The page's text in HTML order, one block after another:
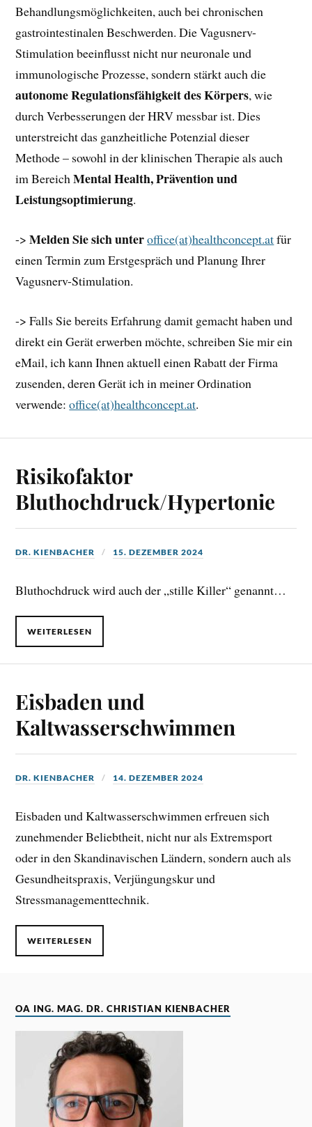
Behandlungsmöglichkeiten, auch bei chronischen
gastrointestinalen Beschwerden. Die Vagusnerv-
Stimulation beeinflusst nicht nur neuronale und
immunologische Prozesse, sondern stärkt auch die
autonome Regulationsfähigkeit des Körpers, wie
durch Verbesserungen der HRV messbar ist. Dies
unterstreicht das ganzheitliche Potenzial dieser
Methode – sowohl in der klinischen Therapie als auch
im BereichMental Health, Prävention und
Leistungsoptimierung.
->Melden Sie sich unteroffice(at)healthconcept.atfür
einen Termin zum Erstgespräch und Planung Ihrer
Vagusnerv-Stimulation.
-> Falls Sie bereits Erfahrung damit gemacht haben und
direkt ein Gerät erwerben möchte, schreiben Sie mir ein
eMail, ich kann Ihnen aktuell einen Rabatt der Firma
zusenden, deren Gerät ich in meiner Ordination
verwende:office(at)healthconcept.at.
Risikofaktor
Bluthochdruck/Hypertonie
DR. KIENBACHER 15. DEZEMBER 2024
Bluthochdruck wird auch der „stille Killer“ genannt…
WEITERLESEN
Eisbaden und
Kaltwasserschwimmen
DR. KIENBACHER 14. DEZEMBER 2024
Eisbaden und Kaltwasserschwimmen erfreuen sich
zunehmender Beliebtheit, nicht nur als Extremsport
oder in den Skandinavischen Ländern, sondern auch als
Gesundheitspraxis, Verjüngungskur und
Stressmanagementtechnik.
WEITERLESEN
OA ING. MAG. DR. CHRISTIAN KIENBACHER